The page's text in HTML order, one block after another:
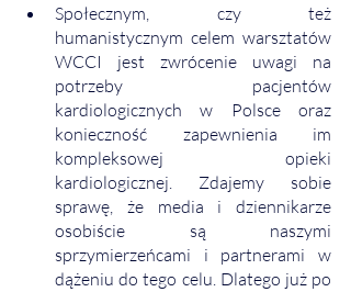
Społecznym, czy też
humanistycznym celem warsztatów
WCCI jest zwrócenie uwagi na
potrzeby pacjentów
kardiologicznych w Polsce oraz
konieczność zapewnienia im
kompleksowej opieki
kardiologicznej. Zdajemy sobie
sprawę, że media i dziennikarze
osobiście są naszymi
sprzymierzeńcami i partnerami w
dążeniu do tego celu. Dlatego już po